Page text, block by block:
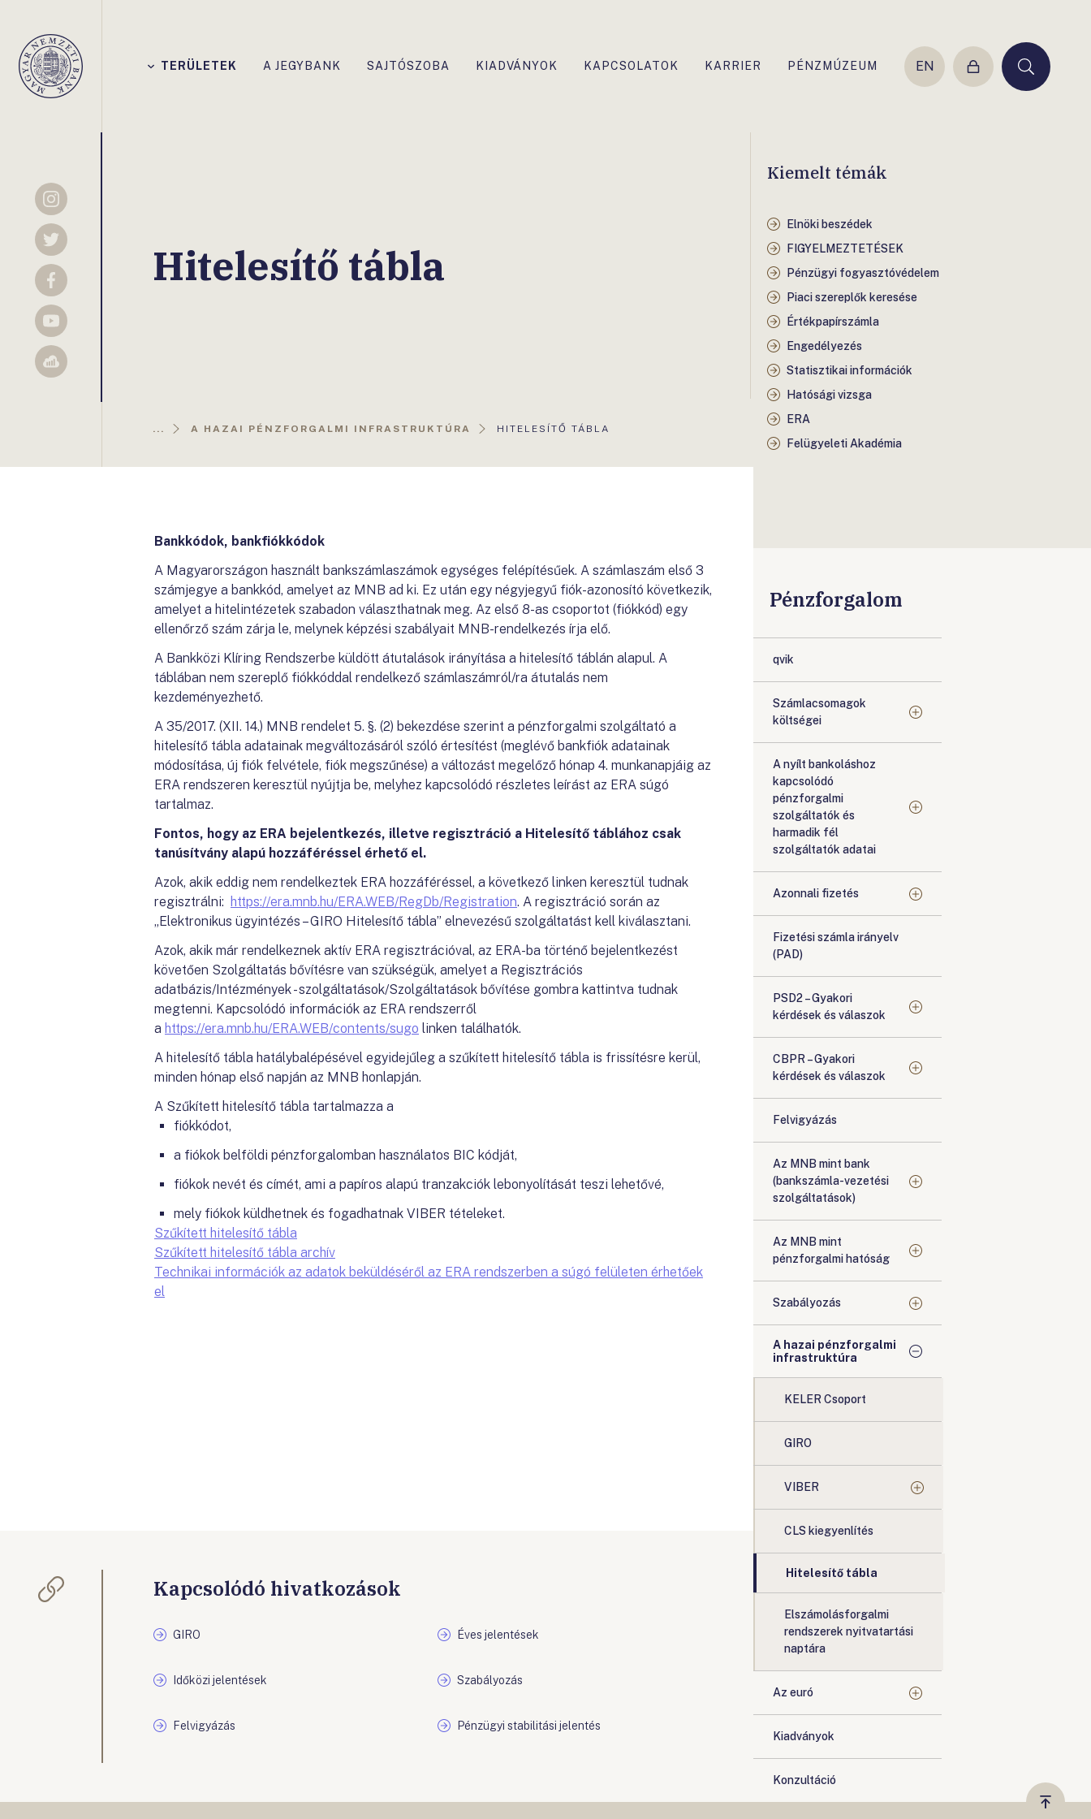
Magyar
Nemzeti
TERÜLETEK A JEGYBANK SAJTÓSZOBA KIADVÁNYOK KAPCSOLATOK KARRIER PÉNZMÚZEUM EN
Belépés Keresés
Instagram
Twitter
Facebook
YouTube
Sellsy
Hitelesítő tábla
... A HAZAI PÉNZFORGALMI INFRASTRUKTÚRA
AKTUÁLIS
HITELESÍTŐ TÁBLA
Kiemelt témák
Elnöki beszédek
FIGYELMEZTETÉSEK
Pénzügyi fogyasztóvédelem
Piaci szereplők keresése
Értékpapírszámla
Engedélyezés
Statisztikai információk
Hatósági vizsga
ERA
Felügyeleti Akadémia
Bankkódok, bankfiókkódok
A Magyarországon használt bankszámlaszámok egységes felépítésűek. A számlaszám első 3
számjegye a bankkód, amelyet az MNB ad ki. Ez után egy négyjegyű fiók-azonosító következik,
amelyet a hitelintézetek szabadon választhatnak meg. Az első 8-as csoportot (fiókkód) egy
ellenőrző szám zárja le, melynek képzési szabályait MNB-rendelkezés írja elő.
A Bankközi Klíring Rendszerbe küldött átutalások irányítása a hitelesítő táblán alapul. A
táblában nem szereplő fiókkóddal rendelkező számlaszámról/ra átutalás nem
kezdeményezhető.
A 35/2017. (XII. 14.) MNB rendelet 5. §. (2) bekezdése szerint a pénzforgalmi szolgáltató a
hitelesítő tábla adatainak megváltozásáról szóló értesítést (meglévő bankfiók adatainak
módosítása, új fiók felvétele, fiók megszűnése) a változást megelőző hónap 4. munkanapjáig az
ERA rendszeren keresztül nyújtja be, melyhez kapcsolódó részletes leírást az ERA súgó
tartalmaz.
Fontos, hogy az ERA bejelentkezés, illetve regisztráció a Hitelesítő táblához csak
tanúsítvány alapú hozzáféréssel érhető el.
Azok, akik eddig nem rendelkeztek ERA hozzáféréssel, a következő linken keresztül tudnak
regisztrálni: https://era.mnb.hu/ERA.WEB/RegDb/Registration. A regisztráció során az
„Elektronikus ügyintézés – GIRO Hitelesítő tábla” elnevezésű szolgáltatást kell kiválasztani.
Azok, akik már rendelkeznek aktív ERA regisztrációval, az ERA-ba történő bejelentkezést
követően Szolgáltatás bővítésre van szükségük, amelyet a Regisztrációs
adatbázis/Intézmények - szolgáltatások/Szolgáltatások bővítése gombra kattintva tudnak
megtenni. Kapcsolódó információk az ERA rendszerről
a https://era.mnb.hu/ERA.WEB/contents/sugo linken találhatók.
A hitelesítő tábla hatálybalépésével egyidejűleg a szűkített hitelesítő tábla is frissítésre kerül,
minden hónap első napján az MNB honlapján.
A Szűkített hitelesítő tábla tartalmazza a
fiókkódot,
a fiókok belföldi pénzforgalomban használatos BIC kódját,
fiókok nevét és címét, ami a papíros alapú tranzakciók lebonyolítását teszi lehetővé,
mely fiókok küldhetnek és fogadhatnak VIBER tételeket.
Szűkített hitelesítő tábla
Szűkített hitelesítő tábla archív
Technikai információk az adatok beküldéséről az ERA rendszerben a súgó felületen érhetőek
el
Kapcsolódó hivatkozások
GIRO Éves jelentések
Időközi jelentések Szabályozás
Felvigyázás Pénzügyi stabilitási jelentés
Pénzforgalom
qvik
Számlacsomagok
költségei
A nyílt bankoláshoz
kapcsolódó
pénzforgalmi
szolgáltatók és
harmadik fél
szolgáltatók adatai
Azonnali fizetés
Fizetési számla irányelv
(PAD)
PSD2 – Gyakori
kérdések és válaszok
CBPR – Gyakori
kérdések és válaszok
Felvigyázás
Az MNB mint bank
(bankszámla-vezetési
szolgáltatások)
Az MNB mint
pénzforgalmi hatóság
Szabályozás
A hazai pénzforgalmi
infrastruktúra
KELER Csoport
GIRO
VIBER
CLS kiegyenlítés
Hitelesítő tábla
Elszámolásforgalmi
rendszerek nyitvatartási
naptára
Az euró
Kiadványok
Konzultáció
Vissza